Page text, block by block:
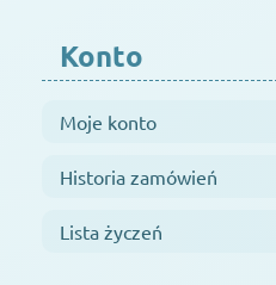
Konto
Moje konto
Historia zamówień
Lista życzeń